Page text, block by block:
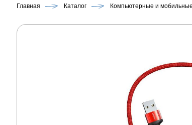
Главная Каталог Компьютерные и